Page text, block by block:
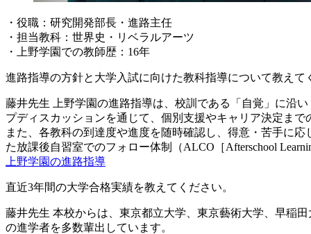
・役職：研究開発部長・進路主任
・担当教科：世界史・リベラルアーツ
・上野学園での教師歴：16年
進路指導の方針と大学入試に向けた教科指導について教えて
藤井先生 上野学園の進路指導は、校訓である「自覚」に沿
プディスカッションを通じて、個別支援やキャリア決定ま
また、各教科の到達度や進度を随時確認し、得意・苦手に
た放課後自習室でのフォロー体制（ALCO［Afterschool
上野学園の進路指導
直近3年間の大学合格実績を教えてください。
藤井先生 本校からは、東京都立大学、東京藝術大学、早稲
の進学者を多数輩出しています。